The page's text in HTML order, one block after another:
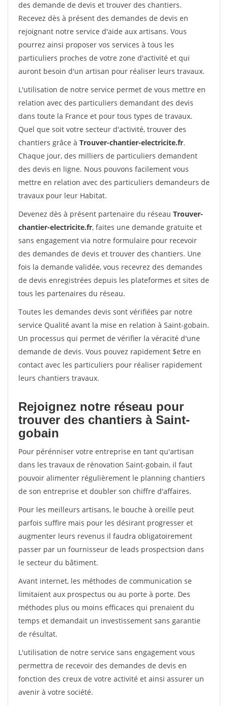
des demande de devis et trouver des chantiers.
Recevez dès à présent des demandes de devis en
rejoignant notre service d'aide aux artisans. Vous
pourrez ainsi proposer vos services à tous les
particuliers proches de votre zone d'activité et qui
auront besoin d'un artisan pour réaliser leurs travaux.
L'utilisation de notre service permet de vous mettre en
relation avec des particuliers demandant des devis
dans toute la France et pour tous types de travaux.
Quel que soit votre secteur d'activité, trouver des
chantiers grâce à Trouver-chantier-electricite.fr.
Chaque jour, des milliers de particuliers demandent
des devis en ligne. Nous pouvons facilement vous
mettre en relation avec des particuliers demandeurs de
travaux pour leur Habitat.
Devenez dès à présent partenaire du réseau Trouver-
chantier-electricite.fr, faites une demande gratuite et
sans engagement via notre formulaire pour recevoir
des demandes de devis et trouver des chantiers. Une
fois la demande validée, vous recevrez des demandes
de devis enregistrées depuis les plateformes et sites de
tous les partenaires du réseau.
Toutes les demandes devis sont vérifiées par notre
service Qualité avant la mise en relation à Saint-gobain.
Un processus qui permet de vérifier la véracité d'une
demande de devis. Vous pouvez rapidement $etre en
contact avec les particuliers pour réaliser rapidement
leurs chantiers travaux.
Rejoignez notre réseau pour
trouver des chantiers à Saint-
gobain
Pour pérénniser votre entreprise en tant qu'artisan
dans les travaux de rénovation Saint-gobain, il faut
pouvoir alimenter régulièrement le planning chantiers
de son entreprise et doubler son chiffre d'affaires.
Pour les meilleurs artisans, le bouche à oreille peut
parfois suffire mais pour les désirant progresser et
augmenter leurs revenus il faudra obligatoirement
passer par un fournisseur de leads prospectsion dans
le secteur du bâtiment.
Avant internet, les méthodes de communication se
limitaient aux prospectus ou au porte à porte. Des
méthodes plus ou moins efficaces qui prenaient du
temps et demandait un investissement sans garantie
de résultat.
L'utilisation de notre service sans engagement vous
permettra de recevoir des demandes de devis en
fonction des creux de votre activité et ainsi assurer un
avenir à votre société.